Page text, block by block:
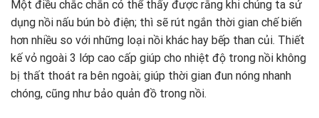
Một điều chắc chắn có thể thấy được rằng khi chúng ta sử
dụng nồi nấu bún bò điện; thì sẽ rút ngắn thời gian chế biến
hơn nhiều so với những loại nồi khác hay bếp than củi. Thiết
kế vỏ ngoài 3 lớp cao cấp giúp cho nhiệt độ trong nồi không
bị thất thoát ra bên ngoài; giúp thời gian đun nóng nhanh
chóng, cũng như bảo quản đồ trong nồi.